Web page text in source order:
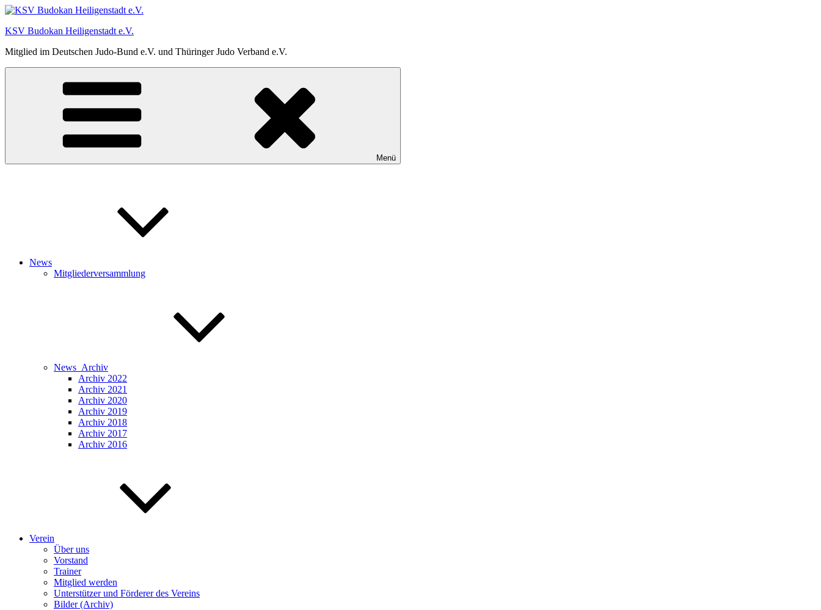
Zum
springen
KSV Budokan Heiligenstadt e.V.
Mitglied im Deutschen Judo-Bund e.V. und Thüringer Judo Verband e.V.
Menü
News
Mitgliederversammlung
News_Archiv
Archiv 2022
Archiv 2021
Archiv 2020
Archiv 2019
Archiv 2018
Archiv 2017
Archiv 2016
Verein
Über uns
Vorstand
Trainer
Mitglied werden
Unterstützer und Förderer des Vereins
Bilder (Archiv)